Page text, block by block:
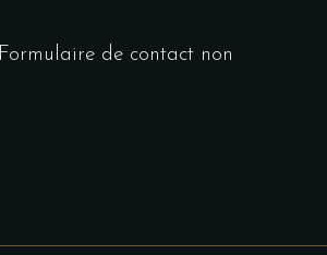
Formulaire de contact non